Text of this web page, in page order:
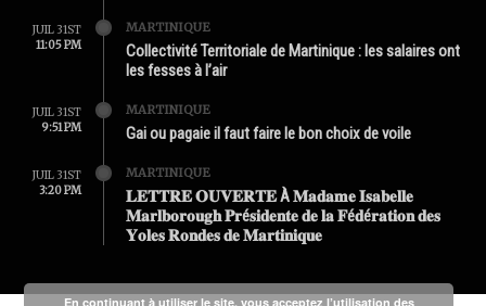
JUIL 31ST
11:05 PM
MARTINIQUE
Collectivité Territoriale de Martinique : les salaires ont
les fesses à l’air
JUIL 31ST
9:51 PM
MARTINIQUE
Gai ou pagaie il faut faire le bon choix de voile
JUIL 31ST
3:20 PM
MARTINIQUE
𝐋𝐄𝐓𝐓𝐑𝐄 𝐎𝐔𝐕𝐄𝐑𝐓𝐄 À 𝐌𝐚𝐝𝐚𝐦𝐞 𝐈𝐬𝐚𝐛𝐞𝐥𝐥𝐞
𝐌𝐚𝐫𝐥𝐛𝐨𝐫𝐨𝐮𝐠𝐡 𝐏𝐫é𝐬𝐢𝐝𝐞𝐧𝐭𝐞 𝐝𝐞 𝐥𝐚 𝐅é𝐝é𝐫𝐚𝐭𝐢𝐨𝐧 𝐝𝐞𝐬
𝐘𝐨𝐥𝐞𝐬 𝐑𝐨𝐧𝐝𝐞𝐬 𝐝𝐞 𝐌𝐚𝐫𝐭𝐢𝐧𝐢𝐪𝐮𝐞
En continuant à utiliser le site, vous acceptez l’utilisation des